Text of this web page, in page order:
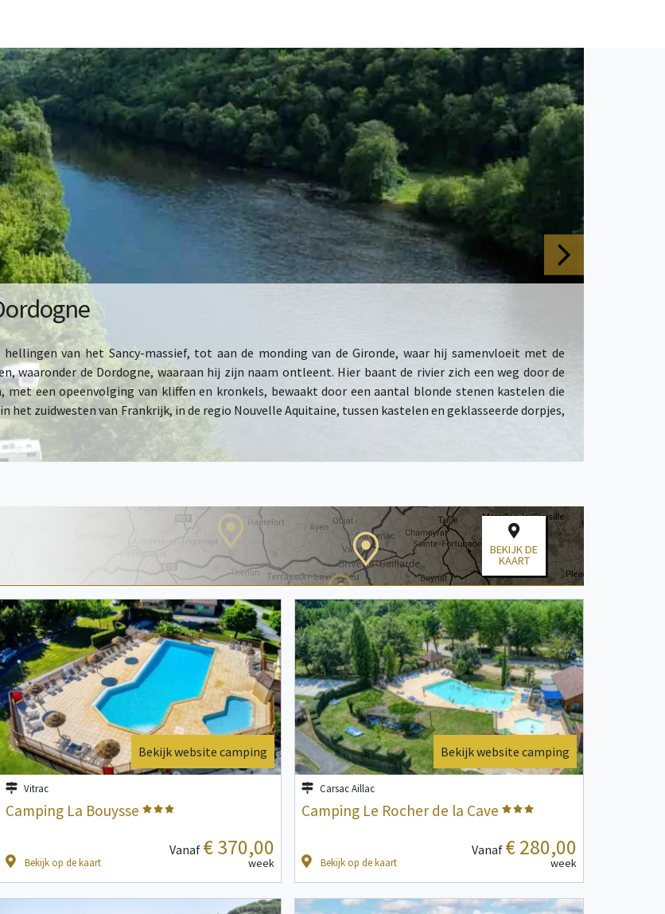
van het Sancy-massief, tot aan de monding van de Gironde, waar hij samenvloeit met de
waaronder de Dordogne, waaraan hij zijn naam ontleent. Hier baant de rivier zich een weg door de
een opeenvolging van kliffen en kronkels, bewaakt door een aantal blonde stenen kastelen die
het zuidwesten van Frankrijk, in de regio Nouvelle Aquitaine, tussen kastelen en geklasseerde dorpjes,
BEKIJK DE
KAART
Bekijk website camping
Vitrac
Camping La Bouysse
Bekijk op de kaart
Vanaf € 370,00
week
Bekijk website camping
Carsac Aillac
Camping Le Rocher de la Cave
Bekijk op de kaart
Vanaf € 280,00
week